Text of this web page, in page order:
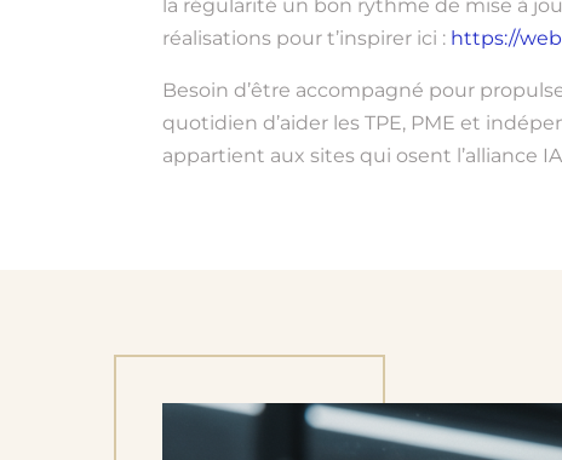
la régularité un bon rythme de mise à
réalisations pour t’inspirer ici : https://
Besoin d’être accompagné pour
quotidien d’aider les TPE, PME et
appartient aux sites qui osent l’alliance